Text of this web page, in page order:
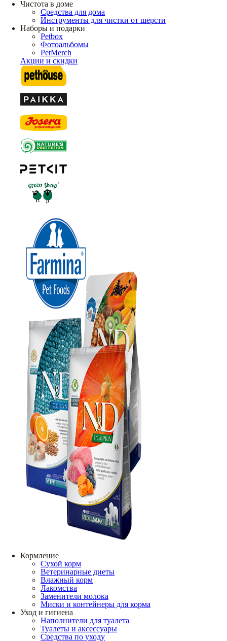
Чистота в доме
Средства для дома
Инструменты для чистки от шерсти
Наборы и подарки
Petbox
Фотоальбомы
PetMerch
Акции и скидки
Кормление
Сухой корм
Ветеринарные диеты
Влажный корм
Лакомства
Заменители молока
Миски и контейнеры для корма
Уход и гигиена
Наполнители для туалета
Туалеты и аксессуары
Средства по уходу